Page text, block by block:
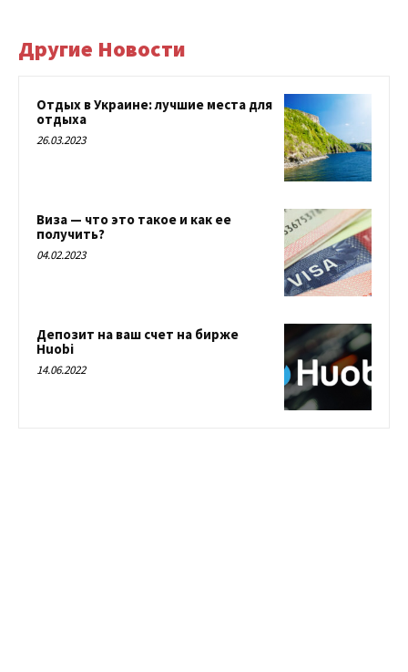
Другие Новости
Отдых в Украине: лучшие места для
отдыха
26.03.2023
Виза — что это такое и как ее
получить?
04.02.2023
Депозит на ваш счет на бирже
Huobi
14.06.2022